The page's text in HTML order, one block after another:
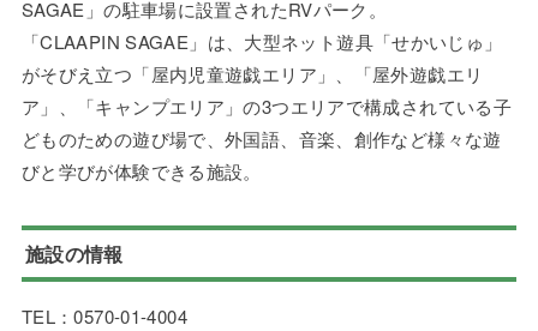
SAGAE」の駐車場に設置されたRVパーク。
「CLAAPIN SAGAE」は、大型ネット遊具「せかいじゅ」
がそびえ立つ「屋内児童遊戯エリア」、「屋外遊戯エリ
ア」、「キャンプエリア」の3つエリアで構成されている子
どものための遊び場で、外国語、音楽、創作など様々な遊
びと学びが体験できる施設。
施設の情報
TEL：0570-01-4004